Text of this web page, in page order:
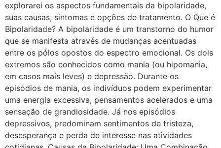
explorarei os aspectos fundamentais da bipolaridade,
suas causas, sintomas e opções de tratamento. O Que é
Bipolaridade? A bipolaridade é um transtorno do humor
que se manifesta através de mudanças acentuadas
entre os pólos opostos do espectro emocional. Os dois
extremos são conhecidos como mania (ou hipomania,
em casos mais leves) e depressão. Durante os
episódios de mania, os indivíduos podem experimentar
uma energia excessiva, pensamentos acelerados e uma
sensação de grandiosidade. Já nos episódios
depressivos, predominam sentimentos de tristeza,
desesperança e perda de interesse nas atividades